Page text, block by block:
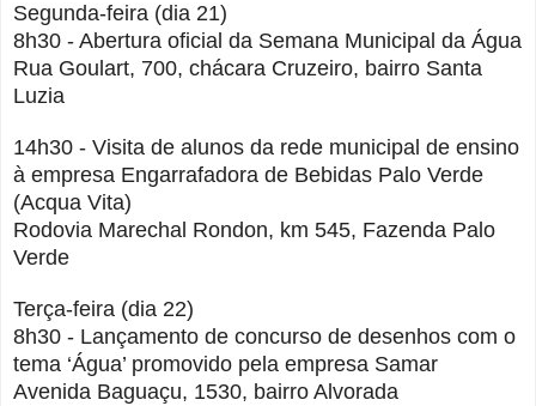
Segunda-feira (dia 21)
8h30 - Abertura oficial da Semana Municipal da Água
Rua Goulart, 700, chácara Cruzeiro, bairro Santa
Luzia
14h30 - Visita de alunos da rede municipal de ensino
à empresa Engarrafadora de Bebidas Palo Verde
(Acqua Vita)
Rodovia Marechal Rondon, km 545, Fazenda Palo
Verde
Terça-feira (dia 22)
8h30 - Lançamento de concurso de desenhos com o
tema ‘Água’ promovido pela empresa Samar
Avenida Baguaçu, 1530, bairro Alvorada